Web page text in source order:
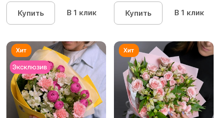
альстроме...
Купить В 1 клик
уп...
Купить В 1 клик